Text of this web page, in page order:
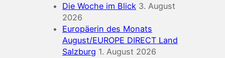
Die Woche im Blick 3. August
2026
Europäerin des Monats
August/EUROPE DIRECT Land
Salzburg 1. August 2026